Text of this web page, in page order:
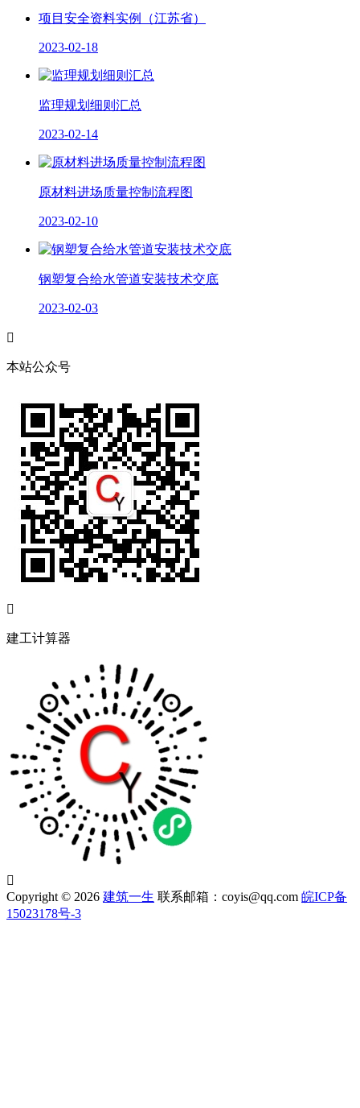
项目安全资料实例（江苏省）
2023-02-18
监理规划细则汇总
2023-02-14
原材料进场质量控制流程图
2023-02-10
钢塑复合给水管道安装技术交底
2023-02-03

本站公众号

建工计算器

Copyright © 2026 建筑一生 联系邮箱：coyis@qq.com 皖ICP备
15023178号-3